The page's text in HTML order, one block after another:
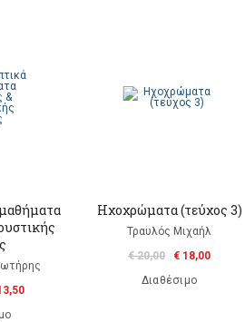
Ηχοχρώματα (τεύχος 3)
Τραυλός Μιχαήλ
€ 20,00
€ 18,00
Διαθέσιμο